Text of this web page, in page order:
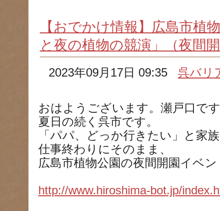
【おでかけ情報】広島市植
と夜の植物の競演」（夜間
2023年09月17日 09:35呉バリ
おはようございます。瀬戸口で
夏日の続く呉市です。
「パパ、どっか行きたい」と家
仕事終わりにそのまま、
広島市植物公園の夜間開園イベ
http://www.hiroshima-bot.jp/